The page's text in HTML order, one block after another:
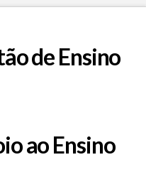
de Ensino
ao Ensino